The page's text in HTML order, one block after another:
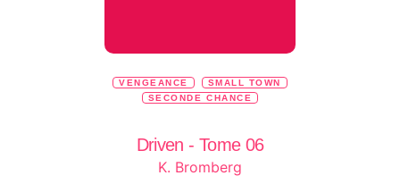
VENGEANCE
SMALL TOWN
SECONDE CHANCE
Driven - Tome 06
K. Bromberg